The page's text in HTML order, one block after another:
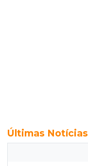
Últimas Notícias